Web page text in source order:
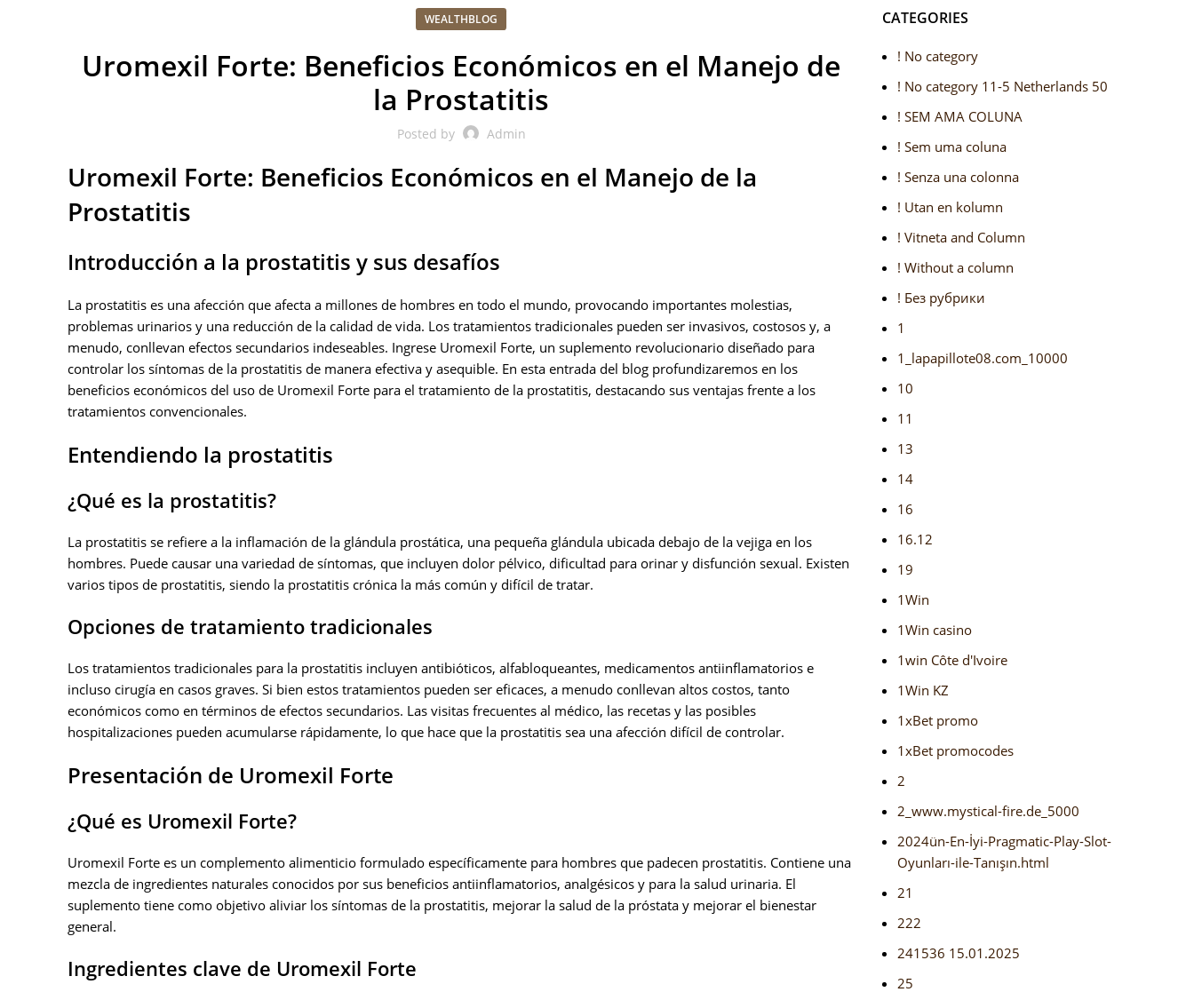
WEALTHBLOG
Uromexil Forte: Beneficios Económicos en el Manejo de
la Prostatitis
Posted by Admin
Uromexil Forte: Beneficios Económicos en el Manejo de la
Prostatitis
Introducción a la prostatitis y sus desafíos
La prostatitis es una afección que afecta a millones de hombres en todo el mundo, provocando importantes molestias,
problemas urinarios y una reducción de la calidad de vida. Los tratamientos tradicionales pueden ser invasivos, costosos y, a
menudo, conllevan efectos secundarios indeseables. Ingrese Uromexil Forte, un suplemento revolucionario diseñado para
controlar los síntomas de la prostatitis de manera efectiva y asequible. En esta entrada del blog profundizaremos en los
beneficios económicos del uso de Uromexil Forte para el tratamiento de la prostatitis, destacando sus ventajas frente a los
tratamientos convencionales.
Entendiendo la prostatitis
¿Qué es la prostatitis?
La prostatitis se refiere a la inflamación de la glándula prostática, una pequeña glándula ubicada debajo de la vejiga en los
hombres. Puede causar una variedad de síntomas, que incluyen dolor pélvico, dificultad para orinar y disfunción sexual. Existen
varios tipos de prostatitis, siendo la prostatitis crónica la más común y difícil de tratar.
Opciones de tratamiento tradicionales
Los tratamientos tradicionales para la prostatitis incluyen antibióticos, alfabloqueantes, medicamentos antiinflamatorios e
incluso cirugía en casos graves. Si bien estos tratamientos pueden ser eficaces, a menudo conllevan altos costos, tanto
económicos como en términos de efectos secundarios. Las visitas frecuentes al médico, las recetas y las posibles
hospitalizaciones pueden acumularse rápidamente, lo que hace que la prostatitis sea una afección difícil de controlar.
Presentación de Uromexil Forte
¿Qué es Uromexil Forte?
Uromexil Forte es un complemento alimenticio formulado específicamente para hombres que padecen prostatitis. Contiene una
mezcla de ingredientes naturales conocidos por sus beneficios antiinflamatorios, analgésicos y para la salud urinaria. El
suplemento tiene como objetivo aliviar los síntomas de la prostatitis, mejorar la salud de la próstata y mejorar el bienestar
general.
Ingredientes clave de Uromexil Forte
CATEGORIES
! No category
! No category 11-5 Netherlands 50
! SEM AMA COLUNA
! Sem uma coluna
! Senza una colonna
! Utan en kolumn
! Vitneta and Column
! Without a column
! Без рубрики
1
1_lapapillote08.com_10000
10
11
13
14
16
16.12
19
1Win
1Win casino
1win Côte d'Ivoire
1Win KZ
1xBet promo
1xBet promocodes
2
2_www.mystical-fire.de_5000
2024ün-En-İyi-Pragmatic-Play-Slot-
Oyunları-ile-Tanışın.html
21
222
241536 15.01.2025
25